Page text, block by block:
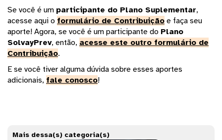
Se você é um participante do Plano Suplementar,
acesse aqui o formulário de Contribuição e faça seu
aporte! Agora, se você é um participante do Plano
SolvayPrev, então, acesse este outro formulário de
Contribuição.
E se você tiver alguma dúvida sobre esses aportes
adicionais, fale conosco!
Mais dessa(s) categoria(s)